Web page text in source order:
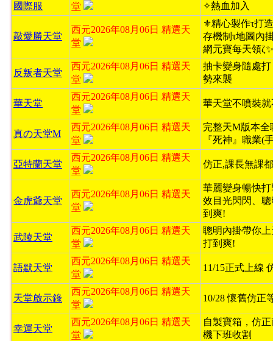
國際服
堂
✧熱血加入
敲愛勝天堂
西元2026年08月06日 精選天
堂
⚜️精心製作τ打
存機制τ地圖內
網元寶每天領ζ✨
反叛者天堂
西元2026年08月06日 精選天
堂
抽卡變身隨處
勢來襲
華天堂
西元2026年08月06日 精選天
堂
華天堂不噴裝
真の天堂M
西元2026年08月06日 精選天
堂
完整天M版本全
『死神』職業(
亞特蘭天堂
西元2026年08月06日 精選天
堂
仿正,課長無課
金虎爺天堂
西元2026年08月06日 精選天
堂
華麗變身暢快
效目光閃閃、
到爽!
武陵天堂
西元2026年08月06日 精選天
堂
聰明內掛帶你
打到爽!
語默天堂
西元2026年08月06日 精選天
堂
11/15正式上線
天堂啟示錄
西元2026年08月06日 精選天
堂
10/28 懷舊仿正
幸運天堂
西元2026年08月06日 精選天
堂
自製寶箱，仿
機下班收割